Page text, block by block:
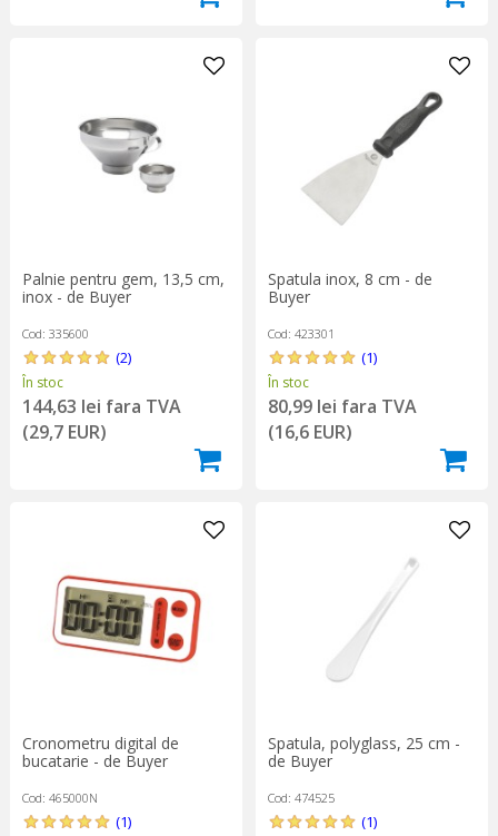
Palnie pentru gem, 13,5 cm,
inox - de Buyer
Cod: 335600
(2)
În stoc
144,63 lei fara TVA
(29,7 EUR)
Spatula inox, 8 cm - de
Buyer
Cod: 423301
(1)
În stoc
80,99 lei fara TVA
(16,6 EUR)
Cronometru digital de
bucatarie - de Buyer
Cod: 465000N
(1)
Spatula, polyglass, 25 cm -
de Buyer
Cod: 474525
(1)